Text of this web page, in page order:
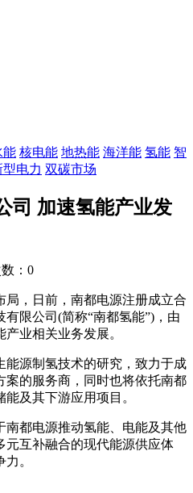
能 核电能 地热能 海洋能 氢能 智
型电力 双碳市场
司 加速氢能产业发
： 0
，日前，南都电源注册成立合
限公司(简称“南都氢能”)，由
业相关业务发展。
源制氢技术的研究，致力于成
案的服务商，同时也将依托南都
及其下游应用项目。
都电源推动氢能、电能及其他
元互补融合的现代能源供应体
。